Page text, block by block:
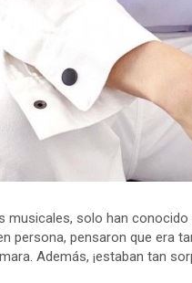
musicales, solo han conocido
persona, pensaron que era
Además, ¡estaban tan